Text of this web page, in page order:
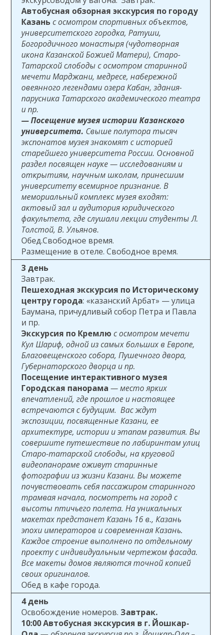
Автобусная обзорная экскурсия по городу
Казаньс осмотром спортивных объектов,
университетского городка, Ратуши,
Богородичного монастыря (чудотворная
икона Казанской Божией Матери), Старо-
Татарской слободы с осмотром старинной
мечети Марджани, медресе, набережной
овеянного легендами озера Кабан, здания-
парусника Татарского академического театра
и пр.
— Посещение музея истории Казанского
университета. Свыше полутора тысяч
экспонатов музея знакомят с историей
старейшего университета России. Основной
раздел посвящен науке — исследованиям и
открытиям, научным школам, принесшим
университету всемирное признание. В
мемориальный комплекс музея входят:
актовый зал и аудитория юридического
факультета, где слушали лекции студенты Л.
Толстой, В. Ульянов.
Обед.Свободное время.
Размещение в отеле. Свободное время.
3 день
Завтрак.
Пешеходная экскурсия по Историческому
центру города: «казанский Арбат» — улица
Баумана, причудливый собор Петра и Павла
и пр.
Экскурсия по Кремлю с осмотром мечети
Кул Шариф, одной из самых больших в Европе,
Благовещенского собора, Пушечного двора,
Губернаторского дворца и пр.
Посещение интерактивного музея
Городская панорама — место ярких
впечатлений, где прошлое и настоящее
встречаются с будущим. Вас ждут
экспозиции, посвященные Казани, ее
архитектуре, истории и этапам развития. Вы
совершите путешествие по лабиринтам улиц
Старо-татарской слободы, на круговой
видеопанораме оживут старинные
фотографии из жизни Казани. Вы можете
почувствовать себя пассажиром старинного
трамвая начала, посмотреть на город с
высоты птичьего полета. На уникальных
макетах предстанет Казань 16 в., Казань
эпохи императоров и современная Казань.
Каждое строение выполнено по отдельному
проекту с индивидуальным чертежом фасада.
Все макеты домов являются точной копией
своих оригиналов.
Обед в кафе города.
4 день
Освобождение номеров. Завтрак.
10:00 Автобусная экскурсия в г. Йошкар-